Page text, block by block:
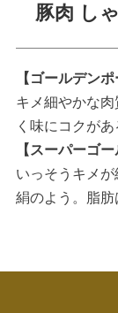
豚肉 し
【ゴールデン
キメ細やかな
く味にコクが
【スーパーゴ
いっそうキメ
絹のよう。脂肪